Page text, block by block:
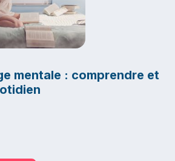
mentale : comprendre et